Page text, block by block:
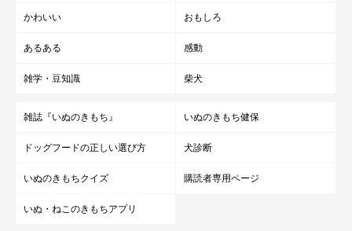
かわいい おもしろ
あるある 感動
雑学・豆知識 柴犬
雑誌『いぬのきもち』 いぬのきもち健保
ドッグフードの正しい選び方 犬診断
いぬのきもちクイズ 購読者専用ページ
いぬ・ねこのきもちアプリ